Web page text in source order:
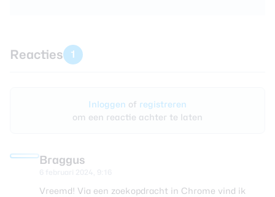
Reacties 1
Inloggen of registreren
om een reactie achter te laten
Braggus
Vreemd! Via een zoekopdracht in Chrome vind ik